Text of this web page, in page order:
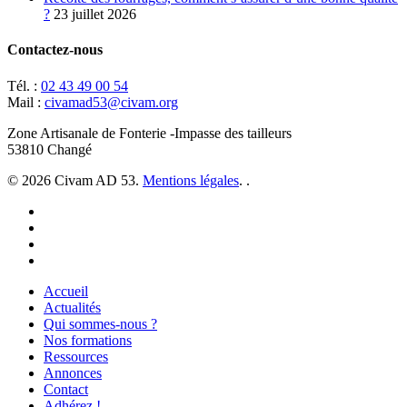
? 23 juillet 2026
Contactez-nous
Tél. : 02 43 49 00 54
Mail : civamad53@civam.org
Zone Artisanale de Fonterie -Impasse des tailleurs
53810 Changé
© 2026 Civam AD 53. Mentions légales. .
Close
Menu
Accueil
Actualités
Qui sommes-nous ?
Nos formations
Ressources
Annonces
Contact